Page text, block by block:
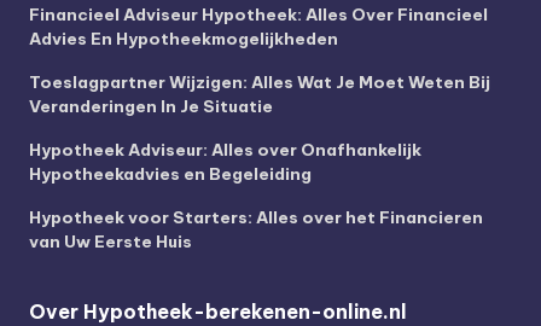
Financieel Adviseur Hypotheek: Alles Over Financieel
Advies En Hypotheekmogelijkheden
Toeslagpartner Wijzigen: Alles Wat Je Moet Weten Bij
Veranderingen In Je Situatie
Hypotheek Adviseur: Alles over Onafhankelijk
Hypotheekadvies en Begeleiding
Hypotheek voor Starters: Alles over het Financieren
van Uw Eerste Huis
Over Hypotheek-berekenen-online.nl